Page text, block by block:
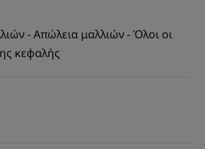
- Απώλεια μαλλιών - Όλοι οι
κεφαλής